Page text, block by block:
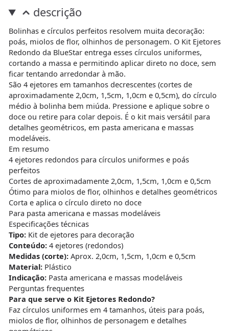
descrição
Bolinhas e círculos perfeitos resolvem muita decoração:
poás, miolos de flor, olhinhos de personagem. O Kit Ejetores
Redondo da BlueStar entrega esses círculos uniformes,
cortando a massa e permitindo aplicar direto no doce, sem
ficar tentando arredondar à mão.
São 4 ejetores em tamanhos decrescentes (cortes de
aproximadamente 2,0cm, 1,5cm, 1,0cm e 0,5cm), do círculo
médio à bolinha bem miúda. Pressione e aplique sobre o
doce ou retire para colar depois. É o kit mais versátil para
detalhes geométricos, em pasta americana e massas
modeláveis.
Em resumo
4 ejetores redondos para círculos uniformes e poás
perfeitos
Cortes de aproximadamente 2,0cm, 1,5cm, 1,0cm e 0,5cm
Ótimo para miolos de flor, olhinhos e detalhes geométricos
Corta e aplica o círculo direto no doce
Para pasta americana e massas modeláveis
Especificações técnicas
Tipo:Kit de ejetores para decoração
Conteúdo:4 ejetores (redondos)
Medidas (corte):Aprox. 2,0cm, 1,5cm, 1,0cm e 0,5cm
Material:Plástico
Indicação:Pasta americana e massas modeláveis
Perguntas frequentes
Para que serve o Kit Ejetores Redondo?
Faz círculos uniformes em 4 tamanhos, úteis para poás,
miolos de flor, olhinhos de personagem e detalhes